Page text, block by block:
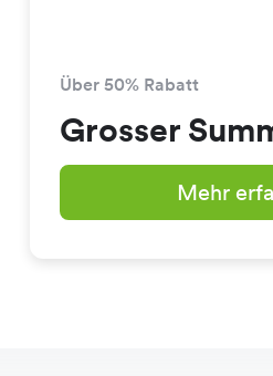
Über 50% Rabatt
Grosser
Mehr